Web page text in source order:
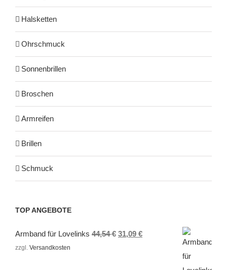
Halsketten
Ohrschmuck
Sonnenbrillen
Broschen
Armreifen
Brillen
Schmuck
TOP ANGEBOTE
Armband für Lovelinks 44,54€ Ursprünglicher
31,09 €Aktueller
zzgl. Versandkosten